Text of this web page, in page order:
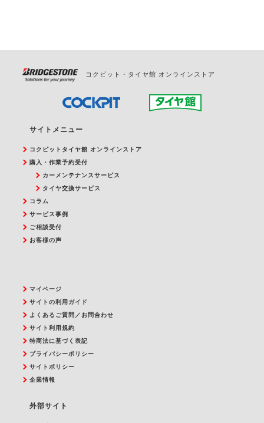
コクピット・タイヤ館 オンラインストア
サイトメニュー
コクピットタイヤ館 オンラインストア
購入・作業予約受付
カーメンテナンスサービス
タイヤ交換サービス
コラム
サービス事例
ご相談受付
お客様の声
マイページ
サイトの利用ガイド
よくあるご質問／お問合わせ
サイト利用規約
特商法に基づく表記
プライバシーポリシー
サイトポリシー
企業情報
外部サイト